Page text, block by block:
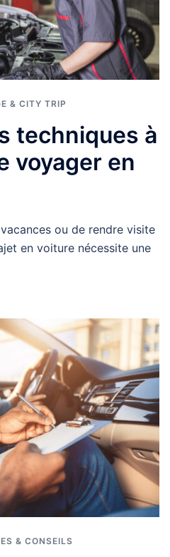
& CITY TRIP
techniques à
voyager en
vacances ou de rendre visite
en voiture nécessite une
& CONSEILS